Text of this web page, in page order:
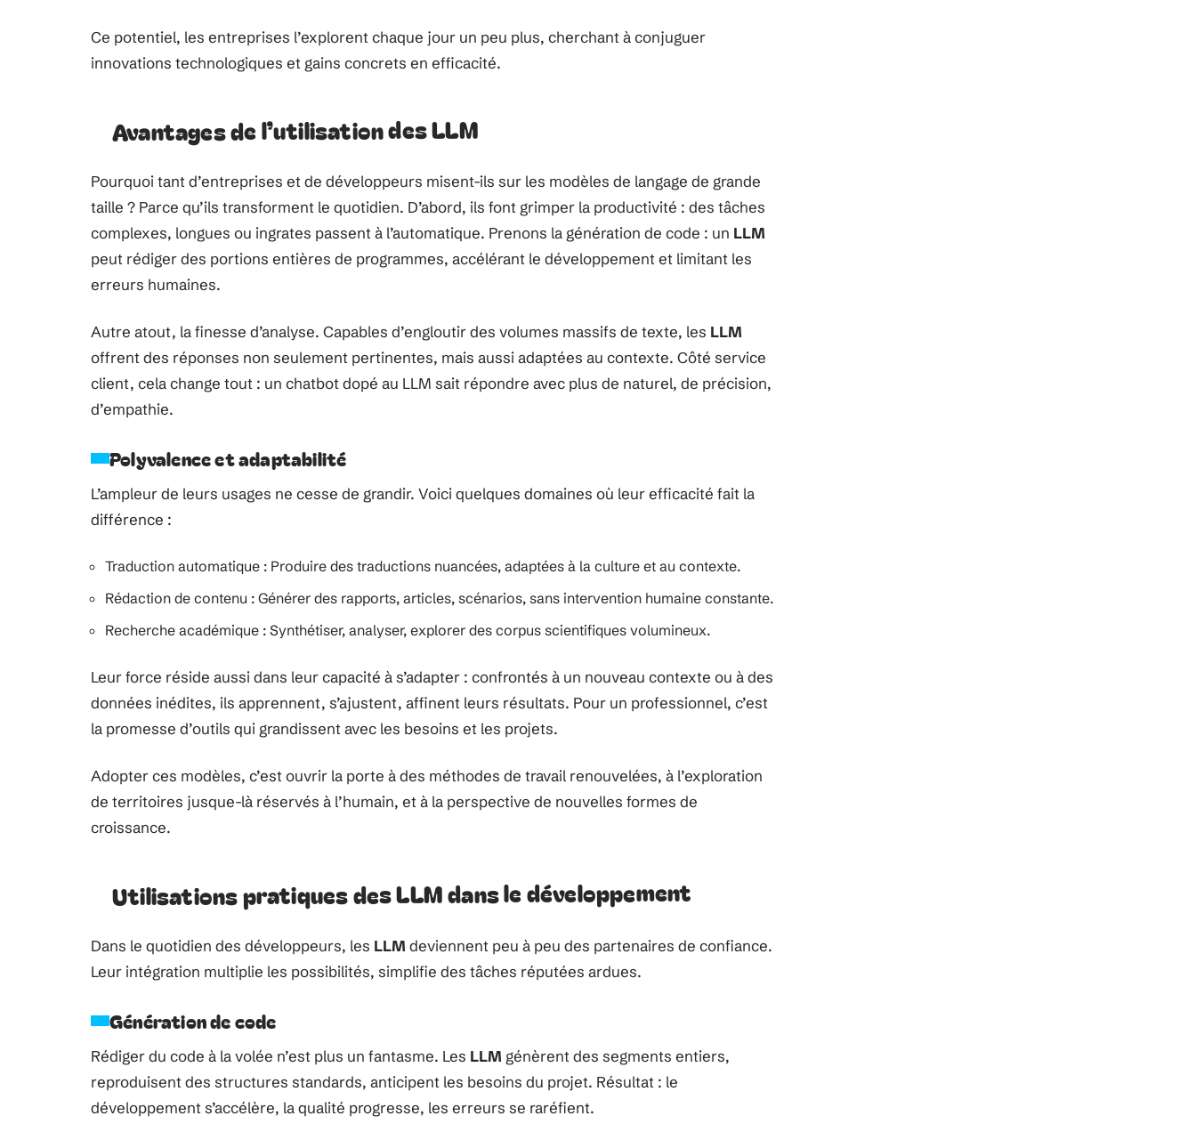
Ce potentiel, les entreprises l’explorent chaque jour un peu plus, cherchant à conjuguer
innovations technologiques et gains concrets en efficacité.
Avantages de l’utilisation des LLM
Pourquoi tant d’entreprises et de développeurs misent-ils sur les modèles de langage de grande
taille ? Parce qu’ils transforment le quotidien. D’abord, ils font grimper la productivité : des tâches
complexes, longues ou ingrates passent à l’automatique. Prenons la génération de code : un LLM
peut rédiger des portions entières de programmes, accélérant le développement et limitant les
erreurs humaines.
Autre atout, la finesse d’analyse. Capables d’engloutir des volumes massifs de texte, les LLM
offrent des réponses non seulement pertinentes, mais aussi adaptées au contexte. Côté service
client, cela change tout : un chatbot dopé au LLM sait répondre avec plus de naturel, de précision,
d’empathie.
Polyvalence et adaptabilité
L’ampleur de leurs usages ne cesse de grandir. Voici quelques domaines où leur efficacité fait la
différence :
Traduction automatique : Produire des traductions nuancées, adaptées à la culture et au contexte.
Rédaction de contenu : Générer des rapports, articles, scénarios, sans intervention humaine constante.
Recherche académique : Synthétiser, analyser, explorer des corpus scientifiques volumineux.
Leur force réside aussi dans leur capacité à s’adapter : confrontés à un nouveau contexte ou à des
données inédites, ils apprennent, s’ajustent, affinent leurs résultats. Pour un professionnel, c’est
la promesse d’outils qui grandissent avec les besoins et les projets.
Adopter ces modèles, c’est ouvrir la porte à des méthodes de travail renouvelées, à l’exploration
de territoires jusque-là réservés à l’humain, et à la perspective de nouvelles formes de
croissance.
Utilisations pratiques des LLM dans le développement
Dans le quotidien des développeurs, les LLM deviennent peu à peu des partenaires de confiance.
Leur intégration multiplie les possibilités, simplifie des tâches réputées ardues.
Génération de code
Rédiger du code à la volée n’est plus un fantasme. Les LLM génèrent des segments entiers,
reproduisent des structures standards, anticipent les besoins du projet. Résultat : le
développement s’accélère, la qualité progresse, les erreurs se raréfient.